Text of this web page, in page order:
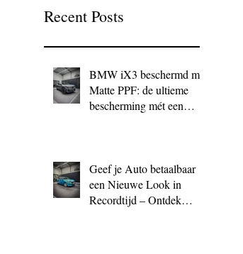
Recent Posts
BMW iX3 beschermd met
Matte PPF: de ultieme
bescherming mét een
Geef je Auto betaalbaar
een Nieuwe Look in
Recordtijd – Ontdek